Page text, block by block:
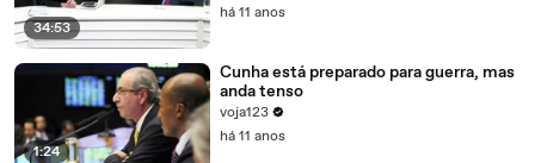
34:53
há 11 anos
1:24
Cunha está preparado para guerra, mas
anda tenso
voja123
há 11 anos